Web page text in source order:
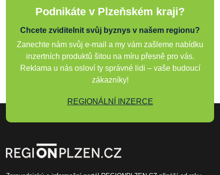
Podnikáte v Plzeňském kraji?
Chcete zviditelnit svůj byznys v našem regionu?
Zanechte nám svůj e-mail a my vám zašleme nabídku
inzertních produktů šitou na míru přesně pro vás.
Reklama u nás osloví ty správné lidi – vaše budoucí
zákazníky!
REGIONÁLNÍ INZERCE